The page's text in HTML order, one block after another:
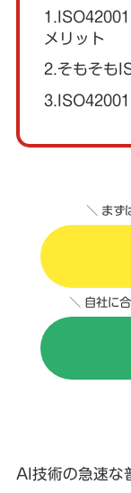
メリット
2.そもそも
3.ISO42001
＼ まず
＼ 自社に
AI技術の急速な